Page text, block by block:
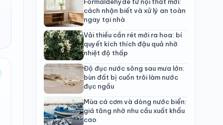
cách nhận biết và xử lý an toàn
ngay tại nhà
Vải thiều cần rét mới ra hoa: bí
quyết kích thích đậu quả nhờ
nhiệt độ thấp
Độ đục nước sông sau mưa lớn:
bùn đất bị cuốn trôi làm nước
đục ngầu
Mùa cá cơm và dòng nước biển:
giá tăng nhờ nhu cầu xuất khẩu
cao